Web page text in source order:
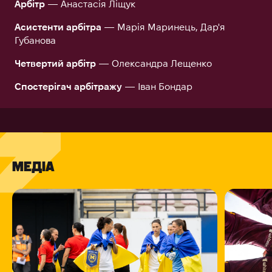
Арбітр — Анастасія Ліщук
Асистенти арбітра — Марія Маринець, Дар'я
Губанова
Четвертий арбітр — Олександра Лещенко
Спостерігач арбітражу — Іван Бондар
МЕДІА